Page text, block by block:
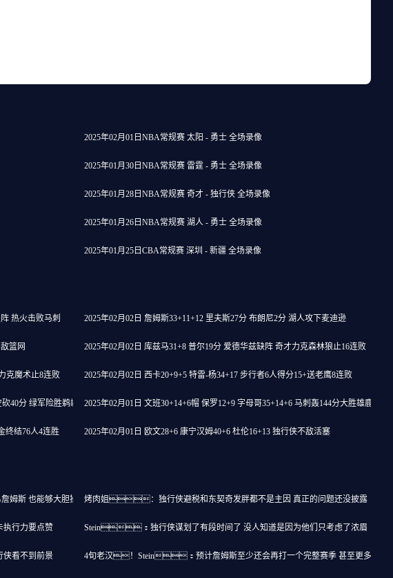
2025年02月01日NBA常规赛 太阳 - 勇士 全场录像
2025年01月30日NBA常规赛 雷霆 - 勇士 全场录像
2025年01月28日NBA常规赛 奇才 - 独行侠 全场录像
2025年01月26日NBA常规赛 湖人 - 勇士 全场录像
2025年01月25日CBA常规赛 深圳 - 新疆 全场录像
热火击败马刺 2025年02月02日 詹姆斯33+11+12 里夫斯27分 布朗尼2分 湖人攻下麦迪逊
篮网 2025年02月02日 库兹马31+8 普尔19分 爱德华兹缺阵 奇才力克森林狼止16连败
克魔术止8连败 2025年02月02日 西卡20+9+5 特雷-杨34+17 步行者6人得分15+送老鹰8连败
40分 绿军险胜鹈鹕 2025年02月01日 文班30+14+6帽 保罗12+9 字母哥35+14+6 马刺轰144分大胜雄鹿
终结76人4连胜 2025年02月01日 欧文28+6 康宁汉姆40+6 杜伦16+13 独行侠不敌活塞
斯 也能够大胆操作烤肉姐：独行侠避税和东契奇发胖都不是主因 真正的问题还没披露
行力要点赞 Stein：独行侠谋划了有段时间了 没人知道是因为他们只考虑了浓眉
看不到前景 4旬老汉！Stein：预计詹姆斯至少还会再打一个完整赛季 甚至更多